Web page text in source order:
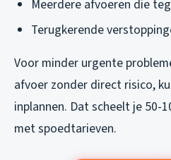
Meerdere afvoeren die
Terugkerende
Voor minder urgente
afvoer zonder direct risico,
inplannen. Dat scheelt je 50-
met spoedtarieven.